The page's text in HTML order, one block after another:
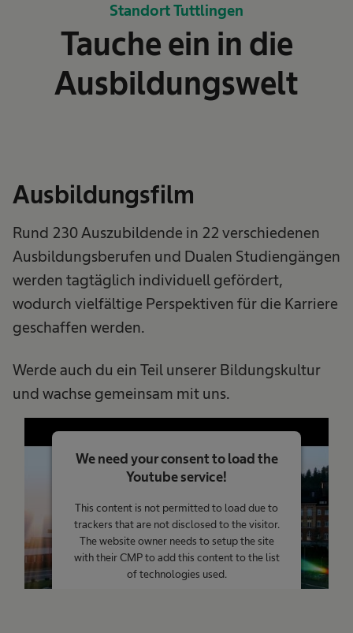
Standort Tuttlingen
Tauche ein in die
Ausbildungswelt
Ausbildungsfilm
Rund 230 Auszubildende in 22 verschiedenen
Ausbildungsberufen und Dualen Studiengängen
werden tagtäglich individuell gefördert,
wodurch vielfältige Perspektiven für die Karriere
geschaffen werden.
Werde auch du ein Teil unserer Bildungskultur
und wachse gemeinsam mit uns.
We need your consent to load the
Youtube service!
This content is not permitted to load due to
trackers that are not disclosed to the visitor.
The website owner needs to setup the site
with their CMP to add this content to the list
of technologies used.